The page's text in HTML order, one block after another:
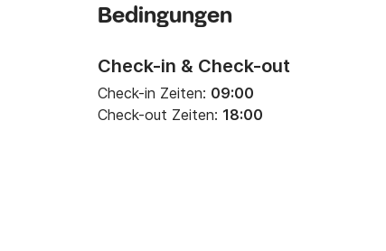
Bedingungen
Check-in & Check-out
Check-in Zeiten: 09:00
Check-out Zeiten: 18:00